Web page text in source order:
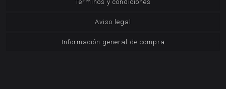
Términos y condiciones
Aviso legal
Información general de compra